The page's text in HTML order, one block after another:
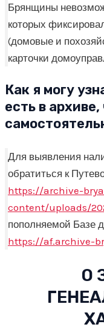
Брянщины
которых
(домовые и
карточки
Как я могу
есть в
Для выявления
обратиться к
https://archive-
content/uploads/
пополняемой Базе
https://af.archive-
О